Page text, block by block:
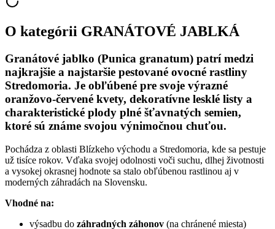
O kategórii GRANÁTOVÉ JABLKÁ
Granátové jablko (Punica granatum) patrí medzi
najkrajšie a najstaršie pestované ovocné rastliny
Stredomoria. Je obľúbené pre svoje výrazné
oranžovo-červené kvety, dekoratívne lesklé listy a
charakteristické plody plné šťavnatých semien,
ktoré sú známe svojou výnimočnou chuťou.
Pochádza z oblasti Blízkeho východu a Stredomoria, kde sa pestuje
už tisíce rokov. Vďaka svojej odolnosti voči suchu, dlhej životnosti
a vysokej okrasnej hodnote sa stalo obľúbenou rastlinou aj v
moderných záhradách na Slovensku.
Vhodné na:
výsadbu do záhradných záhonov (na chránené miesta)